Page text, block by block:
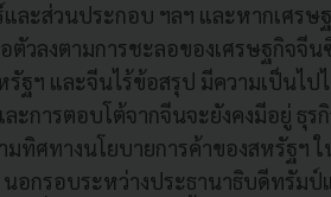
ละส่วนประกอบ ฯลฯ และหากเศรษ
วลงตามการชะลอของเศรษฐกิจจีน
รัฐฯ และจีนไร้ข้อสรุป มีความเป็นไป
ะการตอบโต้จากจีนจะยังคงมีอยู่ ธุร
ทิศทางนโยบายการค้าของสหรัฐฯ
นอกรอบระหว่างประธานาธิบดีทรัมป์